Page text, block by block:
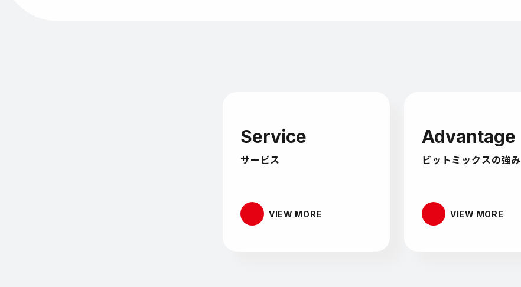
Service
サービス
VIEW MORE
Advantage
ビットミックスの強み
VIEW MORE